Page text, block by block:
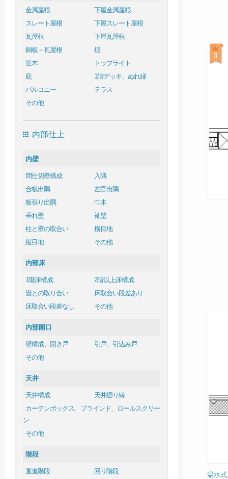
金属屋根
下屋金属屋根
スレート屋根
下屋スレート屋根
瓦屋根
下屋瓦屋根
銅板＋瓦屋根
樋
笠木
トップライト
庇
1階デッキ、ぬれ縁
バルコニー
テラス
その他
内部仕上
内壁
間仕切壁構成
入隅
合板出隅
左官出隅
板張り出隅
巾木
垂れ壁
袖壁
柱と壁の取合い
横目地
縦目地
その他
内部床
1階床構成
2階以上床構成
畳との取り合い
床取合い段差あり
床取合い段差なし
その他
内部開口
壁構成、開き戸
引戸、引込み戸
その他
天井
天井構成
天井廻り縁
カーテンボックス、ブラインド、ロールスクリー
ン
その他
階段
直進階段
回り階段
温水